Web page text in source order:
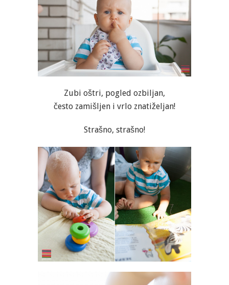
Zubi oštri, pogled ozbiljan,
često zamišljen i vrlo znatiželjan!
Strašno, strašno!